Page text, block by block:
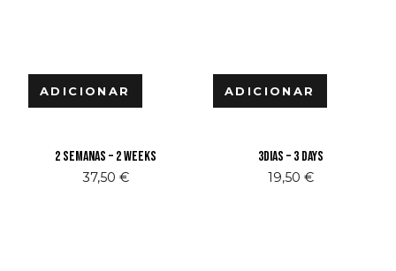
ADICIONAR
2 Semanas – 2 Weeks
37,50 €
ADICIONAR
3Dias – 3 Days
19,50 €